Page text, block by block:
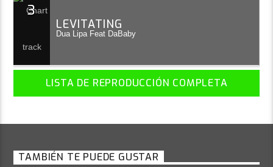
3
LEVITATING
Dua Lipa Feat DaBaby
LISTA DE REPRODUCCIÓN COMPLETA
TAMBIÉN TE PUEDE GUSTAR